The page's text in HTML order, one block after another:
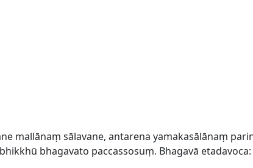
mallānaṃ sālavane, antarena yamakasālānaṃ
bhagavato paccassosuṃ. Bhagavā etadavoca: